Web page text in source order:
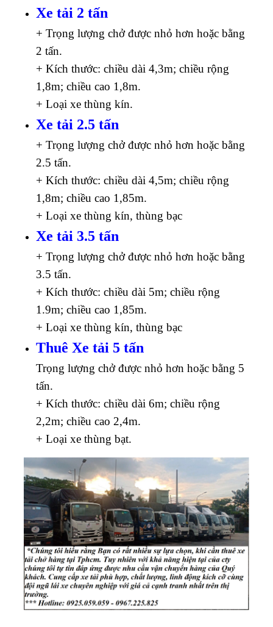
Xe tải 2 tấn
+ Trọng lượng chở được nhỏ hơn hoặc bằng
2 tấn.
+ Kích thước: chiều dài 4,3m; chiều rộng
1,8m; chiều cao 1,8m.
+ Loại xe thùng kín.
Xe tải 2.5 tấn
+ Trọng lượng chở được nhỏ hơn hoặc bằng
2.5 tấn.
+ Kích thước: chiều dài 4,5m; chiều rộng
1,8m; chiều cao 1,85m.
+ Loại xe thùng kín, thùng bạc
Xe tải 3.5 tấn
+ Trọng lượng chở được nhỏ hơn hoặc bằng
3.5 tấn.
+ Kích thước: chiều dài 5m; chiều rộng
1.9m; chiều cao 1,85m.
+ Loại xe thùng kín, thùng bạc
Thuê Xe tải 5 tấn
Trọng lượng chở được nhỏ hơn hoặc bằng 5
tấn.
+ Kích thước: chiều dài 6m; chiều rộng
2,2m; chiều cao 2,4m.
+ Loại xe thùng bạt.